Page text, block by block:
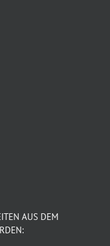
AUS DEM